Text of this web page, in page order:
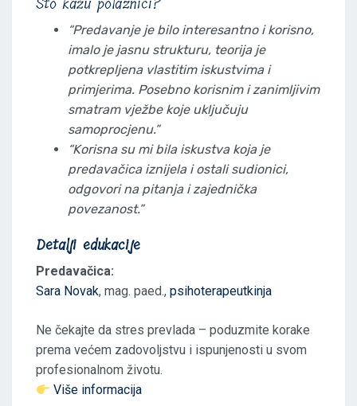
“Predavanje je bilo interesantno i korisno,
imalo je jasnu strukturu, teorija je
potkrepljena vlastitim iskustvima i
primjerima. Posebno korisnim i zanimljivim
smatram vježbe koje uključuju
samoprocjenu.”
“Korisna su mi bila iskustva koja je
predavačica iznijela i ostali sudionici,
odgovori na pitanja i zajednička
povezanost.”
Detalji edukacije
Predavačica:
Sara Novak, mag. paed., psihoterapeutkinja
Ne čekajte da stres prevlada – poduzmite korake
prema većem zadovoljstvu i ispunjenosti u svom
profesionalnom životu.
Više informacija